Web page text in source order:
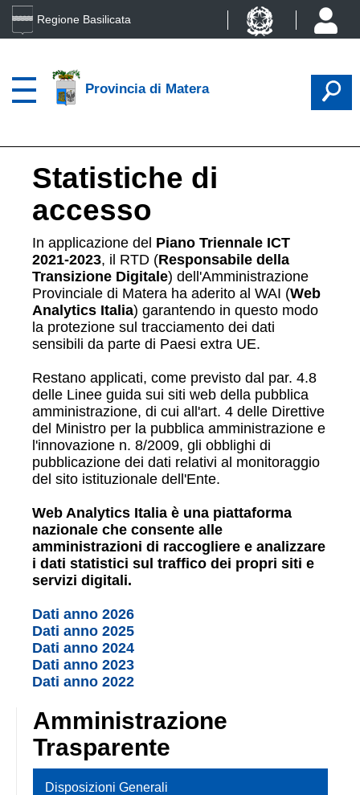
Regione Basilicata
Provincia di Matera
Statistiche di
accesso
In applicazione del Piano Triennale ICT
2021-2023, il RTD (Responsabile della
Transizione Digitale) dell'Amministrazione
Provinciale di Matera ha aderito al WAI (Web
Analytics Italia) garantendo in questo modo
la protezione sul tracciamento dei dati
sensibili da parte di Paesi extra UE.
Restano applicati, come previsto dal par. 4.8
delle Linee guida sui siti web della pubblica
amministrazione, di cui all'art. 4 delle Direttive
del Ministro per la pubblica amministrazione e
l'innovazione n. 8/2009, gli obblighi di
pubblicazione dei dati relativi al monitoraggio
del sito istituzionale dell'Ente.
Web Analytics Italia è una piattaforma
nazionale che consente alle
amministrazioni di raccogliere e analizzare
i dati statistici sul traffico dei propri siti e
servizi digitali.
Dati anno 2026
Dati anno 2025
Dati anno 2024
Dati anno 2023
Dati anno 2022
Amministrazione
Trasparente
Disposizioni Generali